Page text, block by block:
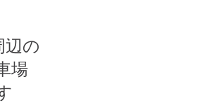
辺の
場